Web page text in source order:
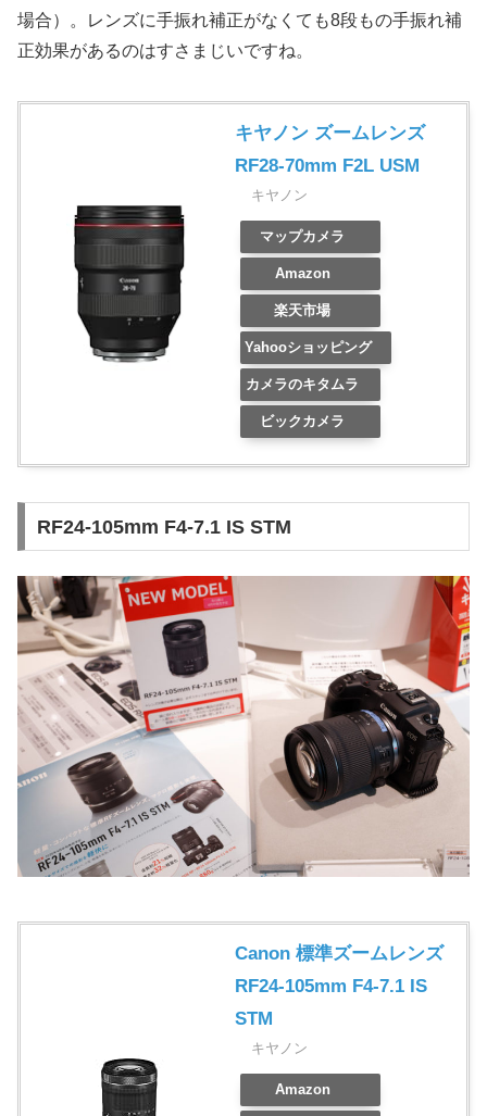
場合）。レンズに手振れ補正がなくても8段もの手振れ補
正効果があるのはすさまじいですね。
キヤノン ズームレンズ
RF28-70mm F2L USM
キヤノン
マップカメラ
Amazon
楽天市場
Yahooショッピング
カメラのキタムラ
ビックカメラ
RF24-105mm F4-7.1 IS STM
Canon 標準ズームレンズ
RF24-105mm F4-7.1 IS
STM
キヤノン
Amazon